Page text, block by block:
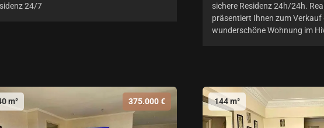
24/7
sichere Residenz 24h/24h.
präsentiert Ihnen zum Verkauf
wunderschöne Wohnung im
m² 375.000 € 144 m²